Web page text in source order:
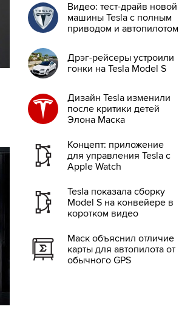
Видео: тест-драйв новой
машины Tesla с полным
приводом и автопилотом
Дрэг-рейсеры устроили
гонки на Tesla Model S
Дизайн Tesla изменили
после критики детей
Элона Маска
Концепт: приложение
для управления Tesla c
Apple Watch
Tesla показала сборку
Model S на конвейере в
коротком видео
Маск объяснил отличие
карты для автопилота от
обычного GPS